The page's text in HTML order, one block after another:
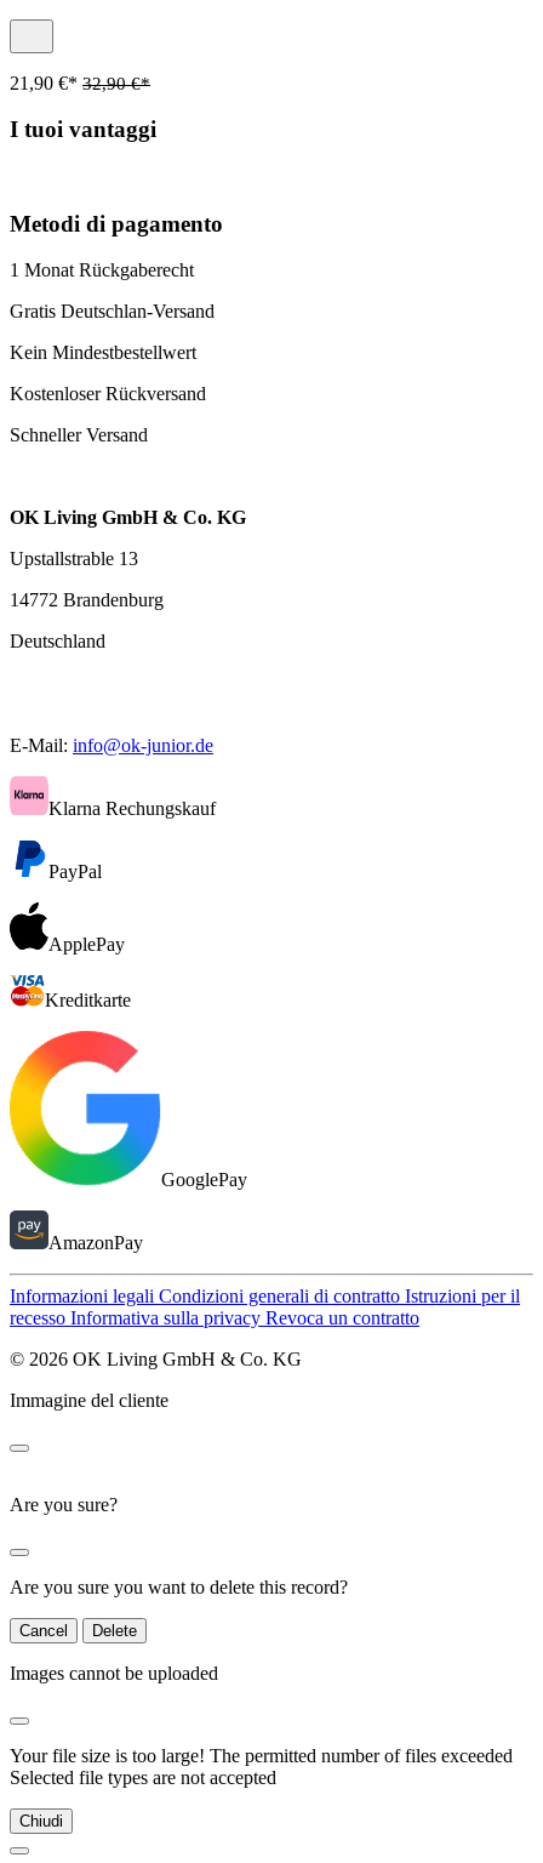
21,90 €* 32,90 €*
I tuoi vantaggi
Metodi di pagamento
1 Monat Rückgaberecht
Gratis Deutschlan-Versand
Kein Mindestbestellwert
Kostenloser Rückversand
Schneller Versand
OK Living GmbH & Co. KG
Upstallstrable 13
14772 Brandenburg
Deutschland
E-Mail: info@ok-junior.de
Klarna Rechungskauf
PayPal
ApplePay
Kreditkarte
GooglePay
AmazonPay
Informazioni legali Condizioni generali di contratto Istruzioni per il
recesso Informativa sulla privacy Revoca un contratto
© 2026 OK Living GmbH & Co. KG
Immagine del cliente
Are you sure?
Are you sure you want to delete this record?
Cancel Delete
Images cannot be uploaded
Your file size is too large! The permitted number of files exceeded
Selected file types are not accepted
Chiudi